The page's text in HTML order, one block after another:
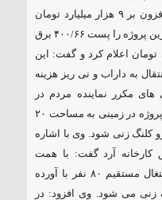
تابان هور در داراب با حضور
شهرستان
درمانی، ورزشی و فرهنگی با اعتبار افزون بر ۹ هزار میلیارد تومان
افتتاح و کلنگ زنی می شود. وی مهم ترین پروژه را پست ۴٠٠/۶۶ برق
۷ هزار میلیارد تومان اعلام کرد و گفت: این
به داراب و نی ریز هزینه
مکرر نماینده مردم در
مجلس گفت: قرار است به زودی این پروژه در زمینی به مساحت ۲٠
کلنگ زنی شود. وی با اشاره
کارخانه آرد گفت: با همت
سرمایه گذار جدید، کارخانه آرد با اشتغال مستقیم ۸٠ نفر با آورده
زنی می شود. وی افزود: در